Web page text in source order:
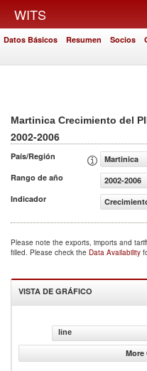
WITS
Datos Básicos Resumen Socios
Martinica Crecimiento del
2002-2006
País/Región
Martinica
Rango de año
2002-2006
Indicador
Please note the exports, imports and
filled. Please check the Data Availability
VISTA DE GRÁFICO
line
More